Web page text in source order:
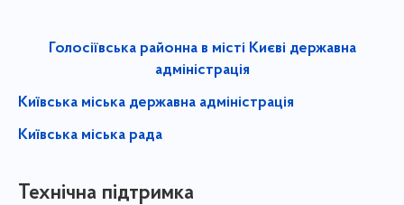
Голосіївська районна в місті Києві державна
адміністрація
Київська міська державна адміністрація
Київська міська рада
Технічна підтримка